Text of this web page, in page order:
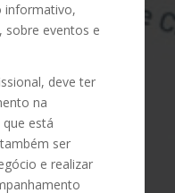
informativo,
sobre eventos e
deve ter
na
está
ser
e realizar